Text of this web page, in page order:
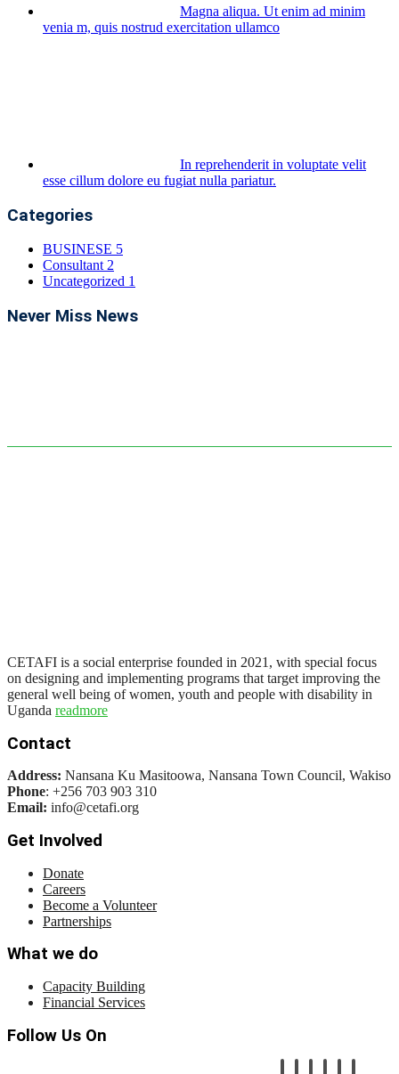
Magna aliqua. Ut enim ad minim
venia m, quis nostrud exercitation ullamco
In reprehenderit in voluptate velit
esse cillum dolore eu fugiat nulla pariatur.
Categories
BUSINESE 5
Consultant2
Uncategorized 1
Never Miss News
CETAFI is a social enterprise founded in 2021, with special focus
on designing and implementing programs that target improving the
general well being of women, youth and people with disability in
Uganda readmore
Contact
Address: Nansana Ku Masitoowa, Nansana Town Council, Wakiso
Phone: +256 703 903 310
Email: info@cetafi.org
Get Involved
Donate
Careers
Become a Volunteer
Partnerships
What we do
Capacity Building
Financial Services
Follow Us On